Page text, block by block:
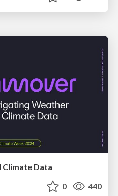
Climate Data
0 440